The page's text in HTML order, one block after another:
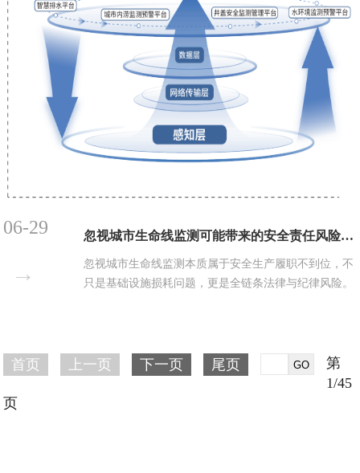
06-29
→
忽视城市生命线监测可能带来的安全责任风险分析
忽视城市生命线监测本质属于安全生产履职不到位，不
只是基础设施损耗问题，更是全链条法律与纪律风险。
首页 上一页 下一页 尾页
第
1/45
页